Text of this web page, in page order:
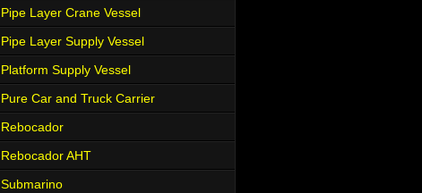
Pipe Layer Crane Vessel
Pipe Layer Supply Vessel
Platform Supply Vessel
Pure Car and Truck Carrier
Rebocador
Rebocador AHT
Submarino